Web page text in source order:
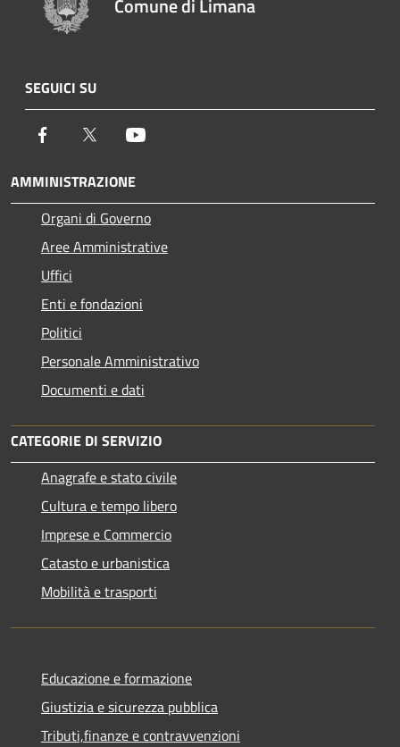
SEGUICI SU
Facebook Twitter
AMMINISTRAZIONE
Organi di Governo
Aree Amministrative
Uffici
Enti e fondazioni
Politici
Personale Amministrativo
Documenti e dati
CATEGORIE DI SERVIZIO
Anagrafe e stato civile
Cultura e tempo libero
Imprese e Commercio
Catasto e urbanistica
Mobilità e trasporti
Educazione e formazione
Giustizia e sicurezza pubblica
Tributi,finanze e contravvenzioni